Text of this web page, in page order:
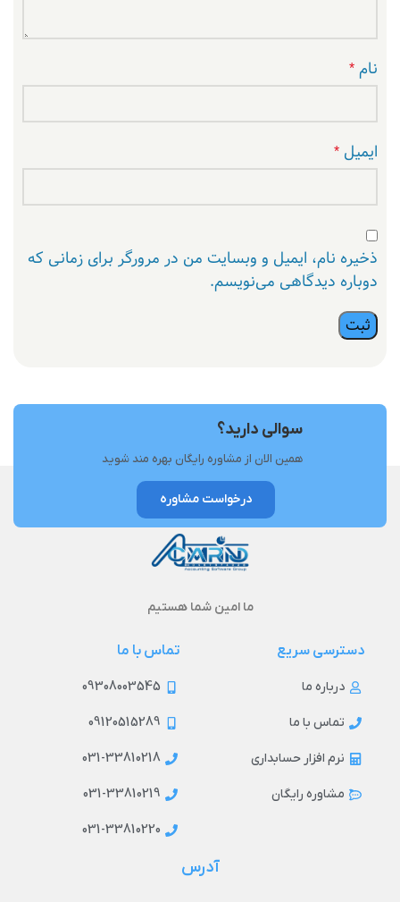
نام*
ایمیل *
ذخیره نام، ایمیل و وبسایت من در مرورگر برای زمانی که
دوباره دیدگاهی می‌نویسم.
سوالی دارید؟
همین الان از مشاوره رایگان بهره مند شوید
درخواست مشاوره
ما امین شما هستیم
دسترسی سریع
درباره ما
تماس با ما
نرم افزار حسابداری
مشاوره رایگان
تماس با ما
09308003545
09120515289
031-33810218
031-33810219
031-33810220
آدرس